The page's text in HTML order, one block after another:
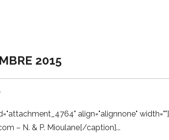
2015
align="alignnone"
– N. & P. Mioulane[/caption]